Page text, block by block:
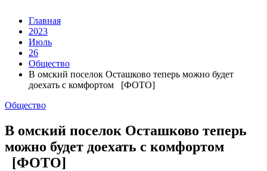
Главная
2023
Июль
26
Общество
В омский поселок Осташково теперь можно будет
доехать с комфортом [ФОТО]
Общество
В омский поселок Осташково теперь
можно будет доехать с комфортом
[ФОТО]